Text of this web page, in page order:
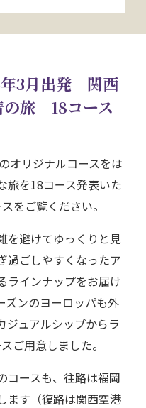
検索
3月出発 関西
の旅 18コース
オリジナルコースをは
旅を18コース発表いた
をご覧ください。
を避けてゆっくりと見
過ごしやすくなったア
ラインナップをお届け
ズンのヨーロッパも外
ジュアルシップからラ
ご用意しました。
コースも、往路は福岡
ます（復路は関西空港